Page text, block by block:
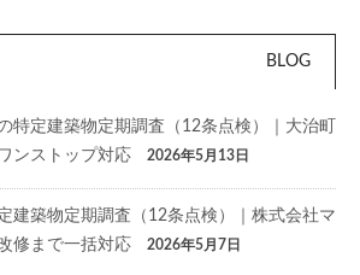
BLOG
特定建築物定期調査（12条点検）｜大治町
ンストップ対応
2026年5月13日
建築物定期調査（12条点検）｜株式会社マ
修まで一括対応
2026年5月7日